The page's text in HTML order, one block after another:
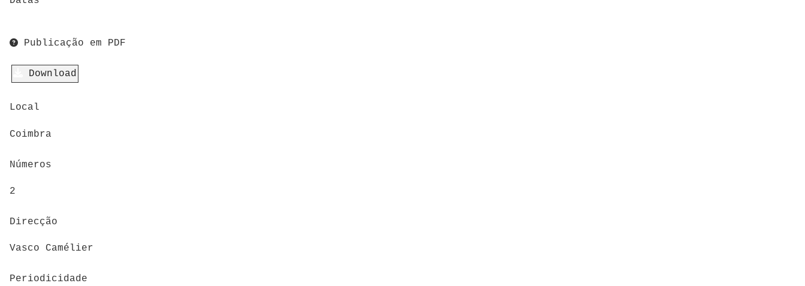
Publicação em PDF
Download
Local
Coimbra
Números
2
Direcção
Vasco Camélier
Periodicidade